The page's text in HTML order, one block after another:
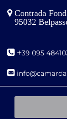
Contrada
95032
+39 095
i